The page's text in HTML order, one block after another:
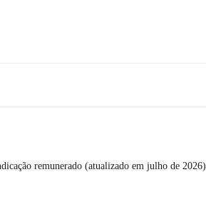
remunerado (atualizado em julho de 2026)